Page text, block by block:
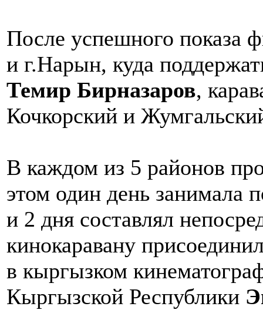
После успешного показа
и г.Нарын, куда
Темир Бирназаров,
Кочкорский и
В каждом из 5 районов
этом один день занимала
и 2 дня составлял
кинокаравану
в кыргызком
Кыргызской Республики